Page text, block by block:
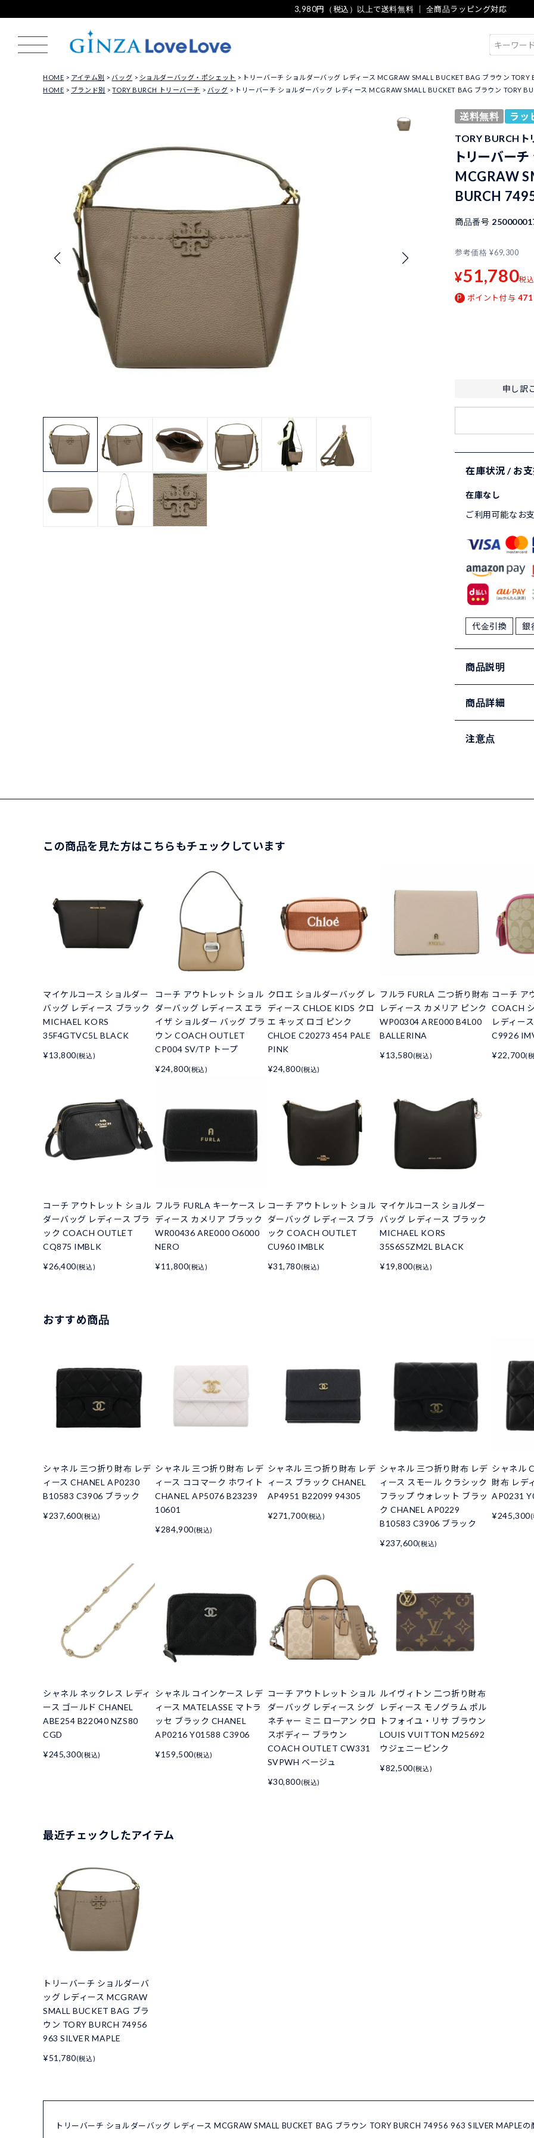
3,980円（税込）以上で送料無料 ｜ 全商品ラッピング対応
HOME アイテム別 バッグ ショルダーバッグ・ポシェット
トリーバーチ ショルダーバッグ レディース MCGRAW SMALL BUCKET BAG ブラウン TORY
HOME
ブランド別 TORY BURCH トリーバーチ バッグ トリーバーチ ショルダーバッグ レディース MCGRAW SMALL BUCKET BAG ブラウン TORY
送料無料
ラッ
TORY BURCH ト
トリーバー
MCGRAW
BURCH
商品番号
参考価格 ¥69,300
¥51,780税込
ポイント付与 471
申し訳
在庫状況 / お
在庫なし
ご利用可能なお
代金引換 銀
商品説明
商品詳細
注意点
この商品を見た方はこちらもチェックしています
マイケルコース ショルダー
バッグ レディース ブラック
MICHAEL KORS
35F4GTVC5L BLACK
¥13,800(税込)
コーチ アウトレット ショル
ダーバッグ レディース エラ
イザ ショルダー バッグ ブラ
ウン COACH OUTLET
CP004 SV/TP トープ
¥24,800(税込)
クロエ ショルダーバッグ レ
ディース CHLOE KIDS クロ
エ キッズ ロゴ ピンク
CHLOE C20273 454 PALE
PINK
¥24,800(税込)
フルラ FURLA 二つ折り財布
レディース カメリア ピンク
WP00304 ARE000 B4L00
BALLERINA
¥13,580(税込)
コーチ ア
COACH
レディー
C9926
¥22,700(
コーチ アウトレット ショル
ダーバッグ レディース ブラ
ック COACH OUTLET
CQ875 IMBLK
¥26,400(税込)
フルラ FURLA キーケース レ
ディース カメリア ブラック
WR00436 ARE000 O6000
NERO
¥11,800(税込)
コーチ アウトレット ショル
ダーバッグ レディース ブラ
ック COACH OUTLET
CU960 IMBLK
¥31,780(税込)
マイケルコース ショルダー
バッグ レディース ブラック
MICHAEL KORS
35S6S5ZM2L BLACK
¥19,800(税込)
おすすめ商品
シャネル 三つ折り財布 レデ
ィース CHANEL AP0230
B10583 C3906 ブラック
¥237,600(税込)
シャネル 三つ折り財布 レデ
ィース ココマーク ホワイト
CHANEL AP5076 B23239
10601
¥284,900(税込)
シャネル 三つ折り財布 レデ
ィース ブラック CHANEL
AP4951 B22099 94305
¥271,700(税込)
シャネル 三つ折り財布 レデ
ィース スモール クラシック
フラップ ウォレット ブラッ
ク CHANEL AP0229
B10583 C3906 ブラック
¥237,600(税込)
シャネル
財布 レデ
AP0231
¥245,300
シャネル ネックレス レディ
ース ゴールド CHANEL
ABE254 B22040 NZS80
CGD
¥245,300(税込)
シャネル コインケース レデ
ィース MATELASSE マトラ
ッセ ブラック CHANEL
AP0216 Y01588 C3906
¥159,500(税込)
コーチ アウトレット ショル
ダーバッグ レディース シグ
ネチャー ミニ ローアン クロ
スボディー ブラウン
COACH OUTLET CW331
SVPWH ベージュ
¥30,800(税込)
ルイヴィトン 二つ折り財布
レディース モノグラム ポル
トフォイユ・リサ ブラウン
LOUIS VUITTON M25692
ウジェニーピンク
¥82,500(税込)
最近チェックしたアイテム
トリーバーチ ショルダーバ
ッグ レディース MCGRAW
SMALL BUCKET BAG ブラ
ウン TORY BURCH 74956
963 SILVER MAPLE
¥51,780(税込)
トリーバーチ ショルダーバッグ レディース MCGRAW SMALL BUCKET BAG ブラウン TORY BURCH 74956 963 SILVER MAPLE